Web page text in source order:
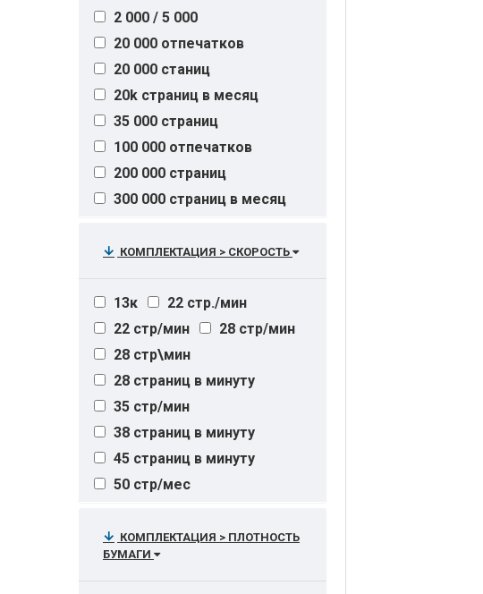
2 000 / 5 000
20 000 отпечатков
20 000 станиц
20k страниц в месяц
35 000 страниц
100 000 отпечатков
200 000 страниц
300 000 страниц в месяц
до 200 000 страниц в месяц
КОМПЛЕКТАЦИЯ > СКОРОСТЬ
13к
22 стр./мин
22 стр/мин
28 стр/мин
28 стр\мин
28 страниц в минуту
35 стр/мин
38 страниц в минуту
45 страниц в минуту
50 стр/мес
КОМПЛЕКТАЦИЯ > ПЛОТНОСТЬ
БУМАГИ